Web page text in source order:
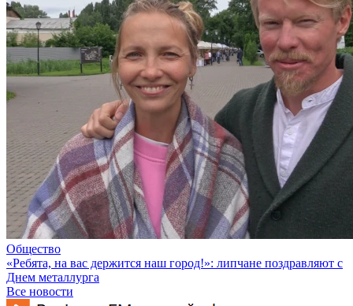
Общество
«Ребята, на вас держится наш город!»: липчане поздравляют с
Днем металлурга
Все новости